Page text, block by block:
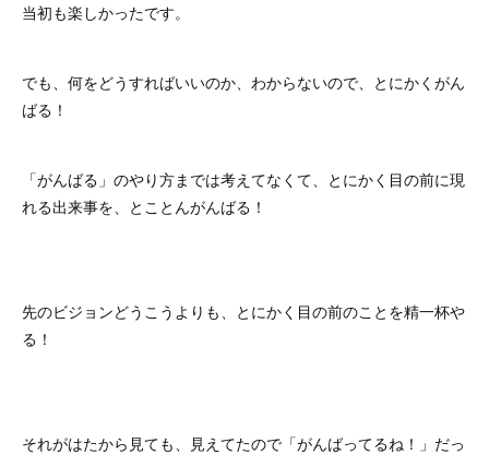
当初も楽しかったです。
でも、何をどうすればいいのか、わからないので、とにかくがん
ばる！
「がんばる」のやり方までは考えてなくて、とにかく目の前に現
れる出来事を、とことんがんばる！
先のビジョンどうこうよりも、とにかく目の前のことを精一杯や
る！
それがはたから見ても、見えてたので「がんばってるね！」だっ